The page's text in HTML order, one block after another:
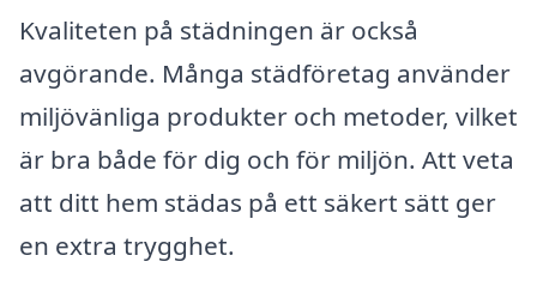
Kvaliteten på städningen är också
avgörande. Många städföretag använder
miljövänliga produkter och metoder, vilket
är bra både för dig och för miljön. Att veta
att ditt hem städas på ett säkert sätt ger
en extra trygghet.